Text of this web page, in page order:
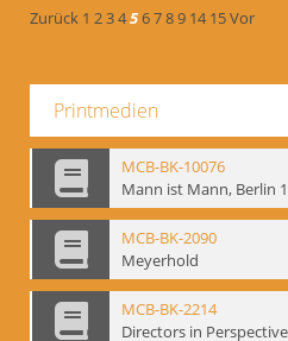
Zurück 1 23456789 14 15Vor
Printmedien
MCB-BK-10076
MCB-BK-2090
Meyerhold
MCB-BK-2214